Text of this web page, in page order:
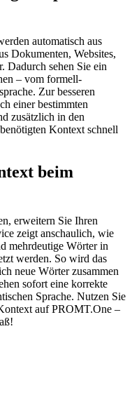
automatisch aus
Dokumenten, Websites,
Dadurch sehen Sie ein
– vom formell-
Zur besseren
einer bestimmten
zusätzlich in den
Kontext schnell
beim
erweitern Sie Ihren
zeigt anschaulich, wie
mehrdeutige Wörter in
werden. So wird das
neue Wörter zusammen
sofort eine korrekte
Sprache. Nutzen Sie
auf PROMT.One –